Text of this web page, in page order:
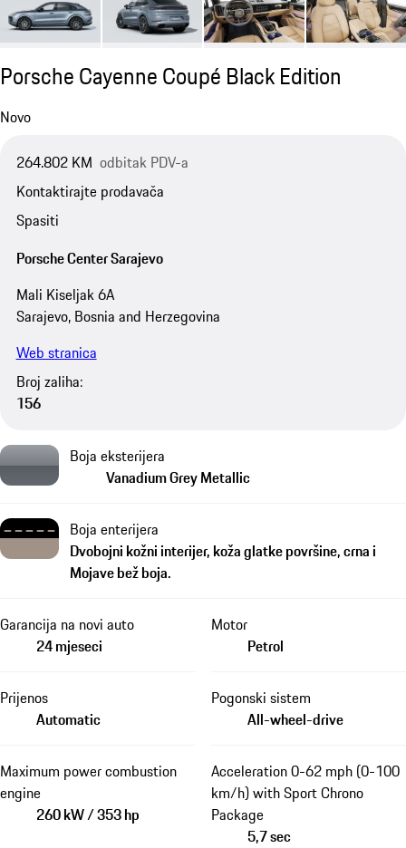
Porsche Cayenne Coupé Black Edition
Novo
264.802 KM odbitak PDV-a
Kontaktirajte prodavača
Spasiti
Porsche Center Sarajevo
Mali Kiseljak 6A
Sarajevo, Bosnia and Herzegovina
Web stranica
Broj zaliha:
156
Boja eksterijera
Vanadium Grey Metallic
Boja enterijera
Dvobojni kožni interijer, koža glatke površine, crna i
Mojave bež boja.
Garancija na novi auto
24 mjeseci
Motor
Petrol
Prijenos
Automatic
Pogonski sistem
All-wheel-drive
Maximum power combustion
engine
260 kW / 353 hp
Acceleration 0-62 mph (0-100
km/h) with Sport Chrono
Package
5,7 sec